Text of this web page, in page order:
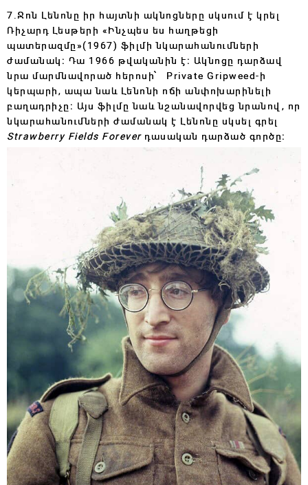
7․Ջոն Լենոնը իր հայտնի ակնոցները սկսում է կրել
Ռիչարդ Լեսթերի «Ինչպես ես հաղթեցի
պատերազմը»(1967) ֆիլմի նկարահանումների
ժամանակ։ Դա 1966 թվականին է։ Ակնոցը դարձավ
նրա մարմնավորած հերոսի՝ Private Gripweed-ի
կերպարի, ապա նաև Լենոնի ոճի անփոխարինելի
բաղադրիչը։ Այս ֆիլմը նաև նշանավորվեց նրանով, որ
նկարահանումների ժամանակ է Լենոնը սկսել գրել
Strawberry Fields Foreverդասական դարձած գործը։